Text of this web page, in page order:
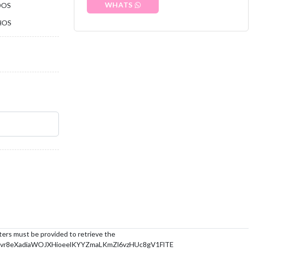
WHATS
must be provided to retrieve the